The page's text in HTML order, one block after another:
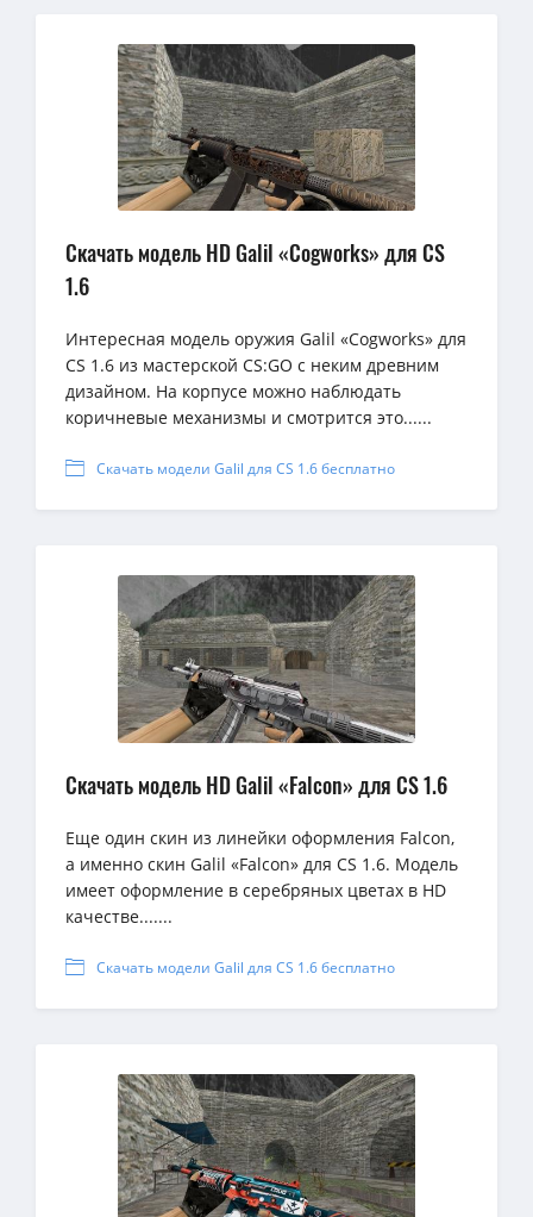
Скачать модель HD Galil «Cogworks» для CS
1.6
Интересная модель оружия Galil «Cogworks» для
CS 1.6 из мастерской CS:GO с неким древним
дизайном. На корпусе можно наблюдать
коричневые механизмы и смотрится это......
Скачать модели Galil для CS 1.6 бесплатно
Скачать модель HD Galil «Falcon» для CS 1.6
Еще один скин из линейки оформления Falcon,
а именно скин Galil «Falcon» для CS 1.6. Модель
имеет оформление в серебряных цветах в HD
качестве.......
Скачать модели Galil для CS 1.6 бесплатно